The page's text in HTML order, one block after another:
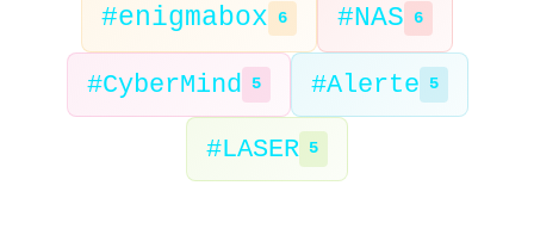
#enigmabox 6 #NAS 6
#CyberMind 5 #Alerte 5
#LASER 5